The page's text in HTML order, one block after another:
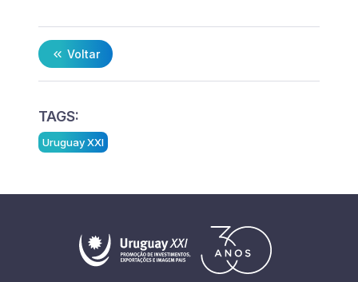
Voltar
TAGS:
Uruguay XXI